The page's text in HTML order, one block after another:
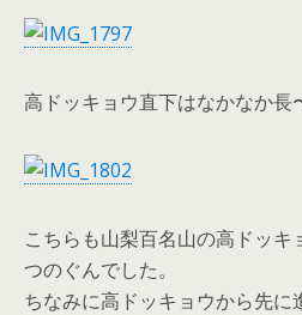
高ドッキョウ直下はなかなか長
こちらも山梨百名山の高ドッ
つのぐんでした。
ちなみに高ドッキョウから先